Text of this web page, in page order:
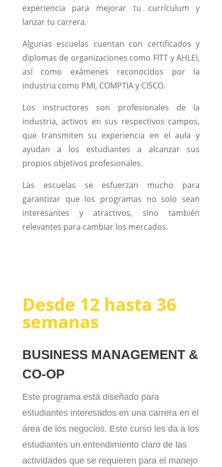
experiencia para mejorar tu currículum y
lanzar tu carrera.
Algunas escuelas cuentan con certificados y
diplomas de organizaciones como FITT y AHLEI,
así como exámenes reconocidos por la
industria como PMI, COMPTIA y CISCO.
Los instructores son profesionales de la
industria, activos en sus respectivos campos,
que transmiten su experiencia en el aula y
ayudan a los estudiantes a alcanzar sus
propios objetivos profesionales.
Las escuelas se esfuerzan mucho para
garantizar que los programas no solo sean
interesantes y atractivos, sino también
relevantes para cambiar los mercados.
Desde 12 hasta 36
semanas
BUSINESS MANAGEMENT &
CO-OP
Este programa está diseñado para
estudiantes interesados en una carrera en el
área de los negocios. Este curso les da a los
estudiantes un entendimiento claro de las
actividades que se requieren para el manejo